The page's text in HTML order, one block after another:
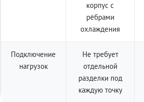
корпус с
рёбрами
охлаждения
Подключение
нагрузок
Не требует
отдельной
разделки под
каждую точку